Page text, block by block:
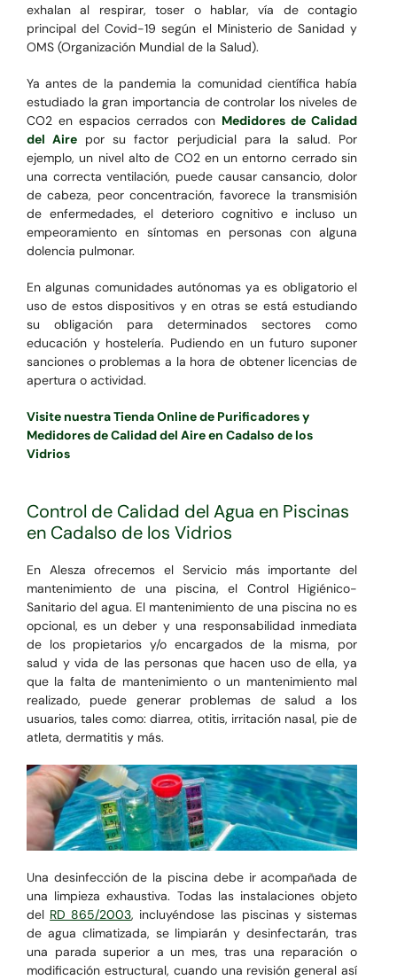
exhalan al respirar, toser o hablar, vía de contagio
principal del Covid-19 según el Ministerio de Sanidad y
OMS (Organización Mundial de la Salud).
Ya antes de la pandemia la comunidad científica había
estudiado la gran importancia de controlar los niveles de
CO2 en espacios cerrados con Medidores de Calidad
del Aire por su factor perjudicial para la salud. Por
ejemplo, un nivel alto de CO2 en un entorno cerrado sin
una correcta ventilación, puede causar cansancio, dolor
de cabeza, peor concentración, favorece la transmisión
de enfermedades, el deterioro cognitivo e incluso un
empeoramiento en síntomas en personas con alguna
dolencia pulmonar.
En algunas comunidades autónomas ya es obligatorio el
uso de estos dispositivos y en otras se está estudiando
su obligación para determinados sectores como
educación y hostelería. Pudiendo en un futuro suponer
sanciones o problemas a la hora de obtener licencias de
apertura o actividad.
Visite nuestra Tienda Online de Purificadores y
Medidores de Calidad del Aire en Cadalso de los
Vidrios
Control de Calidad del Agua en Piscinas
en Cadalso de los Vidrios
En Alesza ofrecemos el Servicio más importante del
mantenimiento de una piscina, el Control Higiénico-
Sanitario del agua. El mantenimiento de una piscina no es
opcional, es un deber y una responsabilidad inmediata
de los propietarios y/o encargados de la misma, por
salud y vida de las personas que hacen uso de ella, ya
que la falta de mantenimiento o un mantenimiento mal
realizado, puede generar problemas de salud a los
usuarios, tales como: diarrea, otitis, irritación nasal, pie de
atleta, dermatitis y más.
Una desinfección de la piscina debe ir acompañada de
una limpieza exhaustiva. Todas las instalaciones objeto
del RD 865/2003, incluyéndose las piscinas y sistemas
de agua climatizada, se limpiarán y desinfectarán, tras
una parada superior a un mes, tras una reparación o
modificación estructural, cuando una revisión general así